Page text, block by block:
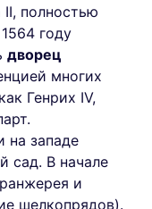
полностью
году
дворец
многих
Генрих IV,
на западе
сад. В начале
и
шелкопрядов).